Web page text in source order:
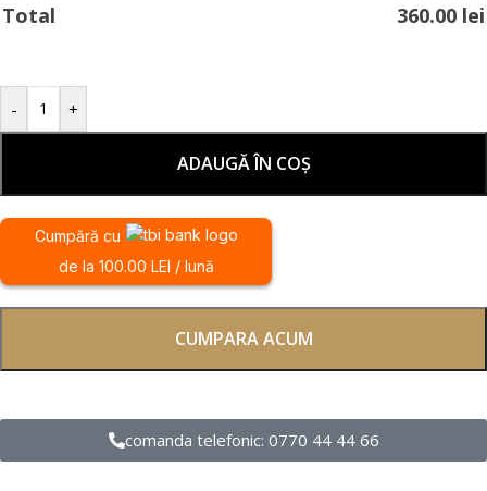
Total 360.00 lei
- +
ADAUGĂ ÎN COȘ
Cumpără cu
de la 100.00 LEI / lună
CUMPARA ACUM
comanda telefonic: 0770 44 44 66